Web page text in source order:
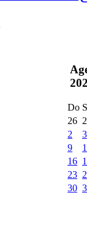
Do
26
2
3
9
16
23
30